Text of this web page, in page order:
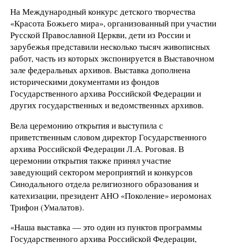
На Международный конкурс детского творчества
«Красота Божьего мира», организованный при участии
Русской Православной Церкви, дети из России и
зарубежья представили несколько тысяч живописных
работ, часть из которых экспонируется в Выставочном
зале федеральных архивов. Выставка дополнена
историческими документами из фондов
Государственного архива Российской Федерации и
других государственных и ведомственных архивов.
Вела церемонию открытия и выступила с
приветственным словом директор Государственного
архива Российской Федерации Л.А. Роговая. В
церемонии открытия также принял участие
заведующий сектором мероприятий и конкурсов
Синодального отдела религиозного образования и
катехизации, президент АНО «Поколение» иеромонах
Трифон (Умалатов).
«Наша выставка — это один из пунктов программы
Государственного архива Российской Федерации,